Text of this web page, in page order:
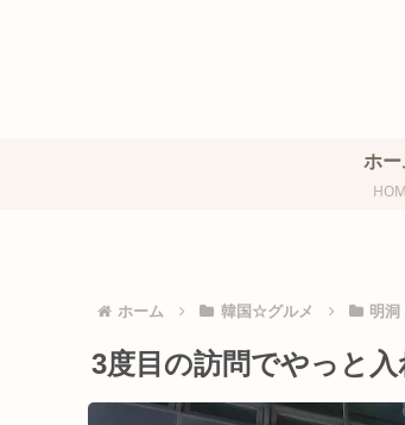
ホー
ホーム 韓国☆グルメ 明洞
3度目の訪問でやっと入